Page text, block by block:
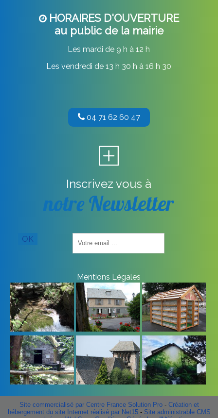
HORAIRES D'OUVERTURE
au public de la mairie
Les mardi de 9 h à 12 h
Les vendredi de 13 h 30 h à 16 h 30
04 71 62 60 47
Inscrivez vous à
notre Newsletter
adresse
(obligatoire)
OK
Mentions Légales
Site commercialisé par Centre France Solution Pro- Création et
hébergement du site Internet réalisé par Net15- Site administrable CMS